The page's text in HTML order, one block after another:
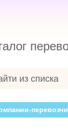
из списка